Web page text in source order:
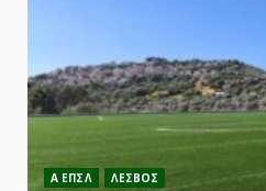
Α ΕΠΣΛ ΛΕΣΒΟΣ